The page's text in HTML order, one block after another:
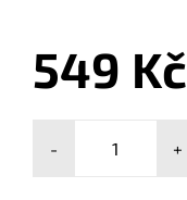
549 Kč
- +